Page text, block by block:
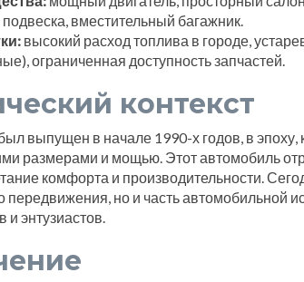
вместительный багажник.
высокий расход топлива в городе,
ограниченная доступность запчастей.
контекст
выпущен в начале 1990-х годов, в эпоху,
размерами и мощью. Этот автомобиль
комфорта и производительности.
передвижения, но и часть автомобильной
и энтузиастов.